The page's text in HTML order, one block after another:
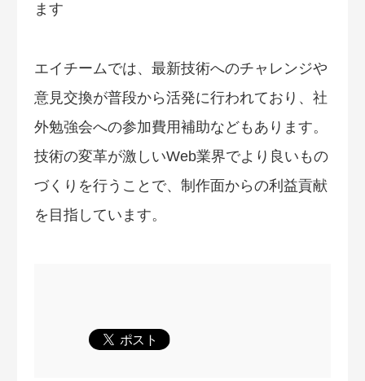
ます
エイチームでは、最新技術へのチャレンジや
意見交換が普段から活発に行われており、社
外勉強会への参加費用補助などもあります。
技術の変革が激しいWeb業界でより良いもの
づくりを行うことで、制作面からの利益貢献
を目指しています。